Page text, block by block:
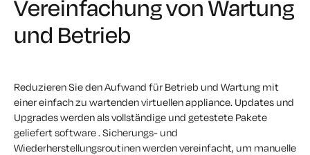
Vereinfachung von Wartung
und Betrieb
Reduzieren Sie den Aufwand für Betrieb und Wartung mit
einer einfach zu wartenden virtuellen appliance. Updates und
Upgrades werden als vollständige und getestete Pakete
geliefert software . Sicherungs- und
Wiederherstellungsroutinen werden vereinfacht, um manuelle